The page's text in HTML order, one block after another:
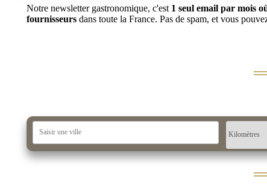
Notre newsletter gastronomique, c'est 1 seul email par mois
fournisseurs dans toute la France. Pas de spam, et vous